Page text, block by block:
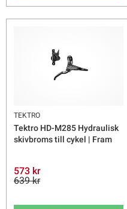
TEKTRO
Tektro HD-M285 Hydraulisk
skivbroms till cykel | Fram
573 kr
639 kr